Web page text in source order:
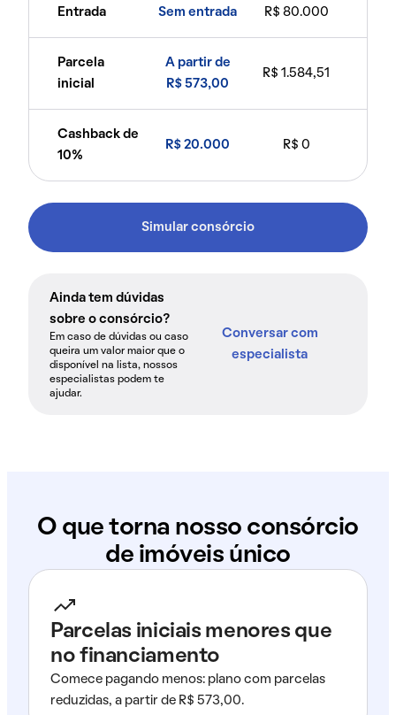
Entrada Sem entrada R$ 80.000
Parcela
inicial
A partir de
R$ 573,00
R$ 1.584,51
Cashback de
10%
R$ 20.000 R$ 0
Simular consórcio
Ainda tem dúvidas
sobre o consórcio?
Em caso de dúvidas ou caso
queira um valor maior que o
disponível na lista, nossos
especialistas podem te
ajudar.
Conversar com
especialista
O que torna nosso consórcio
de imóveis único
Parcelas iniciais menores que
no financiamento
Comece pagando menos: plano com parcelas
reduzidas, a partir de R$ 573,00.